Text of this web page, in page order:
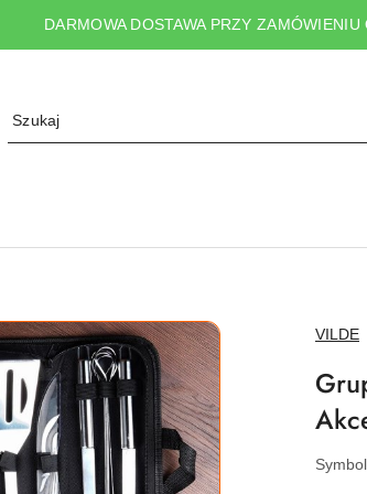
DARMOWA DOSTAWA PRZY ZAMÓWIENIU
NAZWA
VILDE